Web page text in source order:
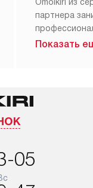
партнера
Наш сервис
Показать
05